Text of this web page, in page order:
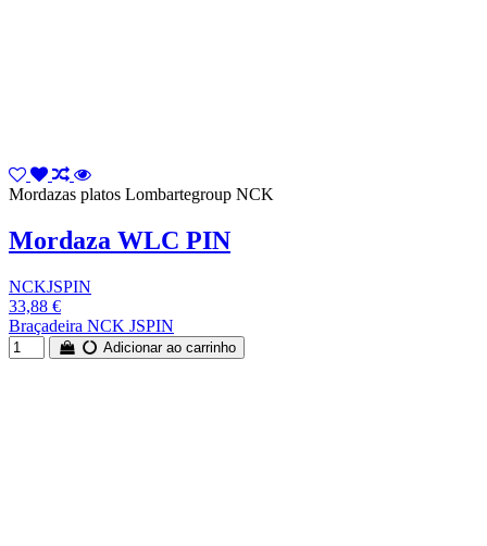
Mordazas platos Lombartegroup NCK
Mordaza WLC PIN
NCKJSPIN
33,88 €
Braçadeira NCK JSPIN
Adicionar ao carrinho